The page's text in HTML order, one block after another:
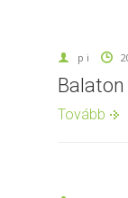
p i
Tovább